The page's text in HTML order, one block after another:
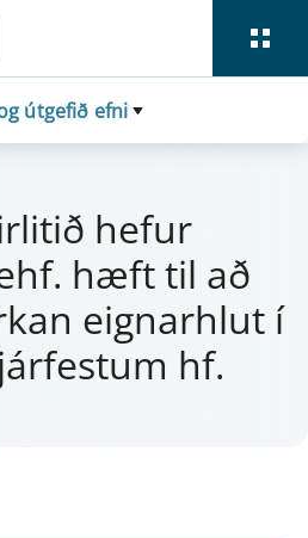
útgefið efni
hef­ur
hæft til að
eign­ar­hlut í
hf.